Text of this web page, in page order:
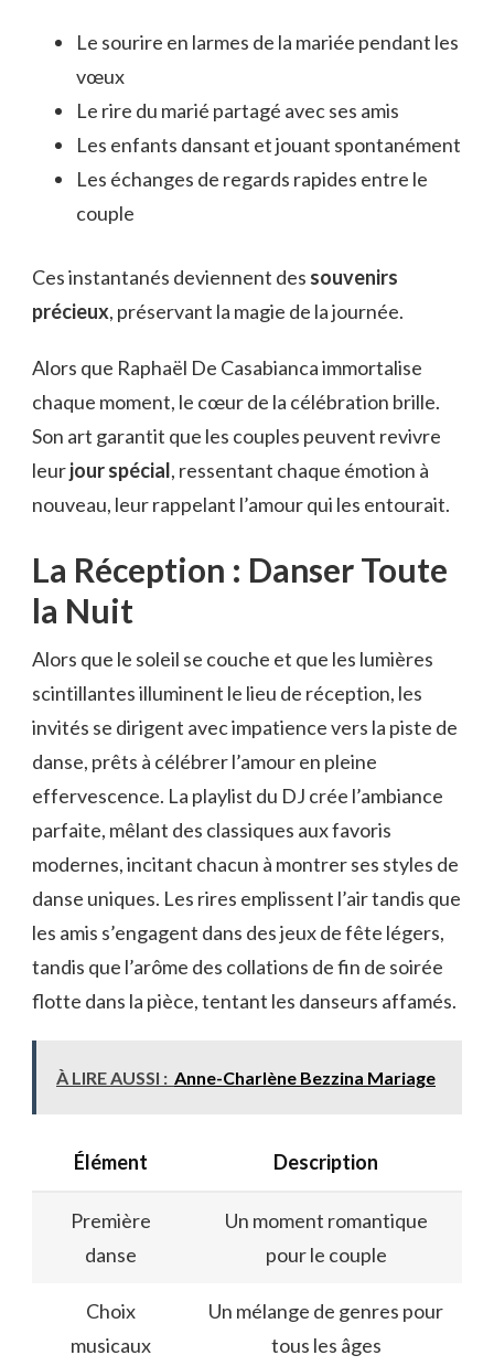
Le sourire en larmes de la mariée pendant les
vœux
Le rire du marié partagé avec ses amis
Les enfants dansant et jouant spontanément
Les échanges de regards rapides entre le
couple
Ces instantanés deviennent des souvenirs
précieux, préservant la magie de la journée.
Alors que Raphaël De Casabianca immortalise
chaque moment, le cœur de la célébration brille.
Son art garantit que les couples peuvent revivre
leurjour spécial, ressentant chaque émotion à
nouveau, leur rappelant l’amour qui les entourait.
La Réception : Danser Toute
la Nuit
Alors que le soleil se couche et que les lumières
scintillantes illuminent le lieu de réception, les
invités se dirigent avec impatience vers la piste de
danse, prêts à célébrer l’amour en pleine
effervescence. La playlist du DJ crée l’ambiance
parfaite, mêlant des classiques aux favoris
modernes, incitant chacun à montrer ses styles de
danse uniques. Les rires emplissent l’air tandis que
les amis s’engagent dans des jeux de fête légers,
tandis que l’arôme des collations de fin de soirée
flotte dans la pièce, tentant les danseurs affamés.
À LIRE AUSSI : Anne-Charlène Bezzina Mariage
Élément Description
Première
danse
Un moment romantique
pour le couple
Choix
musicaux
Un mélange de genres pour
tous les âges